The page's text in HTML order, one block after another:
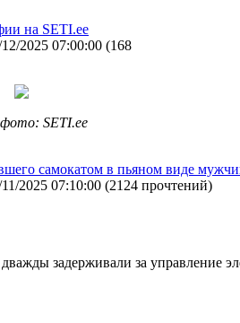
на SETI.ee
2025 07:00:00 (168
SETI.ee
самокатом в пьяном виде
2025 07:10:00 (2124 прочтений)
задерживали за управление